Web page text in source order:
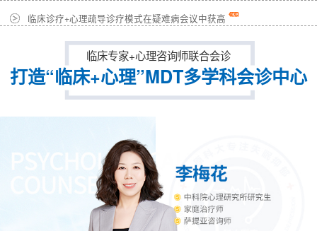
临床诊疗+心理疏导诊疗模式在疑难病会议中获高
临床专家+心理咨询师联合会诊
打造“临床+心理”MDT多学科会诊中心